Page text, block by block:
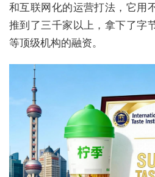
和互联网化的运营打法，它用
推到了三千家以上，拿下了字
等顶级机构的融资。